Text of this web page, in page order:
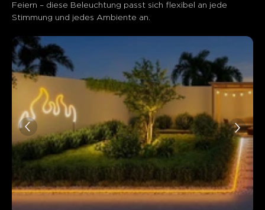
Feiern – diese Beleuchtung passt sich flexibel an jede
Stimmung und jedes Ambiente an.